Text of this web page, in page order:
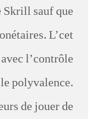
Skrill sauf que
L’cet
l’contrôle
polyvalence.
de jouer de